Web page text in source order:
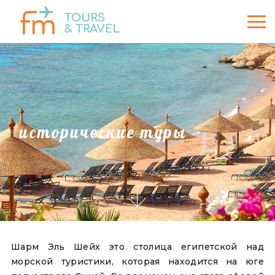
исторические туры
Шарм Эль Шейх это столица египетской над
морской туристики, которая находится на юге